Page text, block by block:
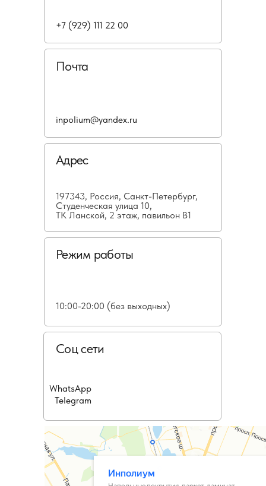
Почта
Адрес
197343, Россия, Санкт-Петербург,
Студенческая улица 10,
ТК Ланской, 2 этаж, павильон В1
Режим работы
10:00-20:00 (без выходных)
Соц сети
+7 (929) 111 22 00
inpolium@yandex.ru
WhatsApp
Telegram